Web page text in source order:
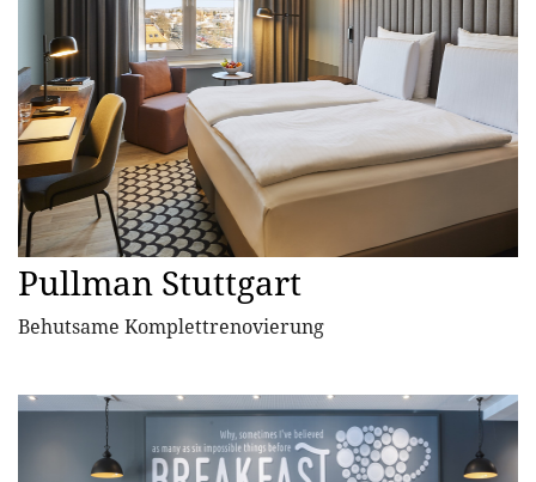
Pullman Stuttgart
Behutsame Komplettrenovierung